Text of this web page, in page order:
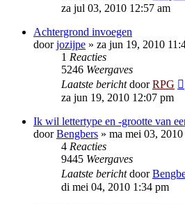
za jul 03, 2010 12:57 am
Achtergrond invoegen
doorjozijpe » za jun 19, 2010
1 Reacties
5246 Weergaves
Laatste berichtdoorRPG
za jun 19, 2010 12:07 pm
Ik wil lettertype en -grootte van
doorBengbers » ma mei 03,
4 Reacties
9445 Weergaves
Laatste berichtdoor
di mei 04, 2010 1:34 pm